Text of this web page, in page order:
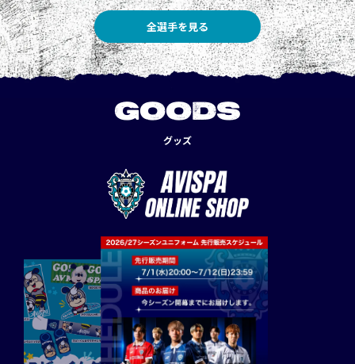
全選手を見る
GOODS
グッズ